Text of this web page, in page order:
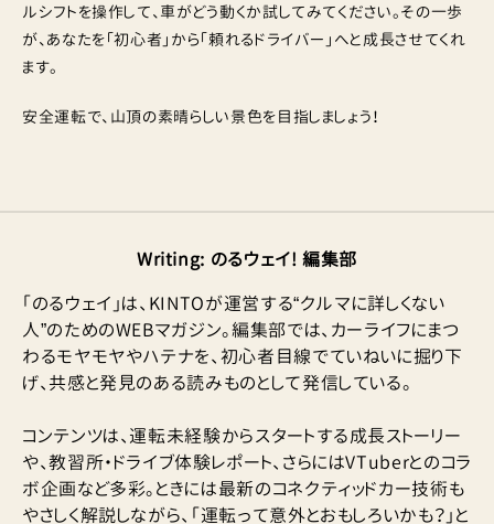
ルシフトを操作して、車がどう動くか試してみてください。その一歩
が、あなたを「初心者」から「頼れるドライバー」へと成長させてくれ
ます。
安全運転で、山頂の素晴らしい景色を目指しましょう！
Writing: のるウェイ! 編集部
「のるウェイ」は、KINTOが運営する“クルマに詳しくない
人”のためのWEBマガジン。編集部では、カーライフにまつ
わるモヤモヤやハテナを、初心者目線でていねいに掘り下
げ、共感と発見のある読みものとして発信している。
コンテンツは、運転未経験からスタートする成長ストーリー
や、教習所・ドライブ体験レポート、さらにはVTuberとのコラ
ボ企画など多彩。ときには最新のコネクティッドカー技術も
やさしく解説しながら、「運転って意外とおもしろいかも？」と